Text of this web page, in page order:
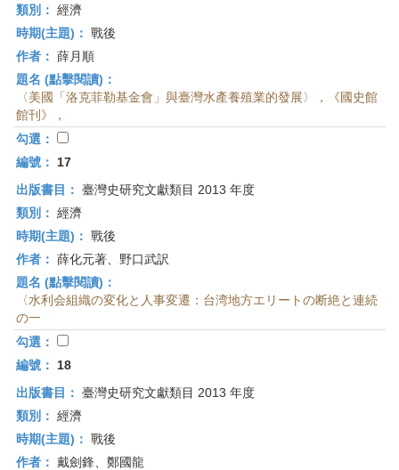
類別： 經濟
時期(主題)： 戰後
作者： 薛月順
題名 (點擊閱讀)：
〈美國「洛克菲勒基金會」與臺灣水產養殖業的發展〉，《國史館
館刊》，
勾選：
編號：
17
出版書目： 臺灣史研究文獻類目 2013 年度
類別： 經濟
時期(主題)： 戰後
作者： 薛化元著、野口武訳
題名 (點擊閱讀)：
〈水利会組織の変化と人事変遷：台湾地方エリートの断絶と連続
の一
勾選：
編號：
18
出版書目： 臺灣史研究文獻類目 2013 年度
類別： 經濟
時期(主題)： 戰後
作者： 戴劍鋒、鄭國龍